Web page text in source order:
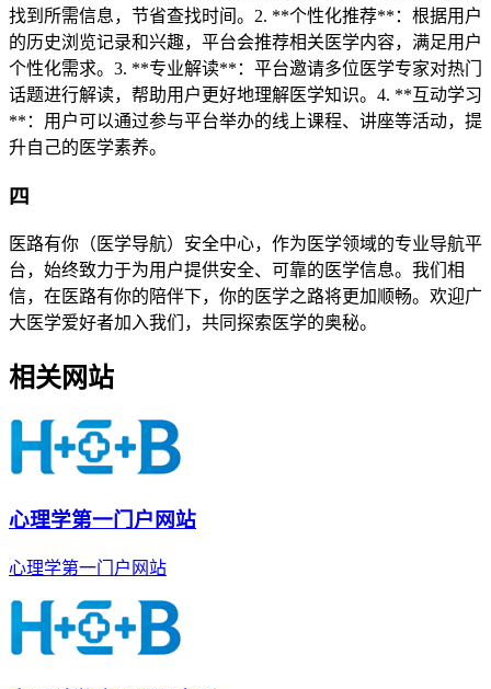
找到所需信息，节省查找时间。2. **个性化推荐**：根据用户
的历史浏览记录和兴趣，平台会推荐相关医学内容，满足用户
个性化需求。3. **专业解读**：平台邀请多位医学专家对热门
话题进行解读，帮助用户更好地理解医学知识。4. **互动学习
**：用户可以通过参与平台举办的线上课程、讲座等活动，提
升自己的医学素养。
四
医路有你（医学导航）安全中心，作为医学领域的专业导航平
台，始终致力于为用户提供安全、可靠的医学信息。我们相
信，在医路有你的陪伴下，你的医学之路将更加顺畅。欢迎广
大医学爱好者加入我们，共同探索医学的奥秘。
相关网站
心理学第一门户网站
心理学第一门户网站